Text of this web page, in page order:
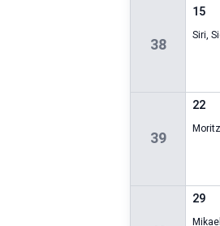
38
15
Siri,
39
22
29